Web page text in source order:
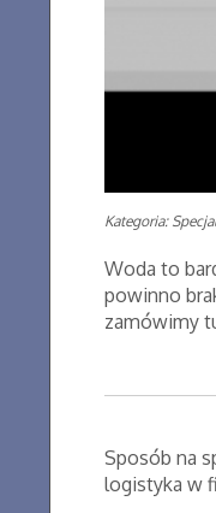
Kategoria:
Woda to
powinno
zamówimy
Sposób na
logistyka w